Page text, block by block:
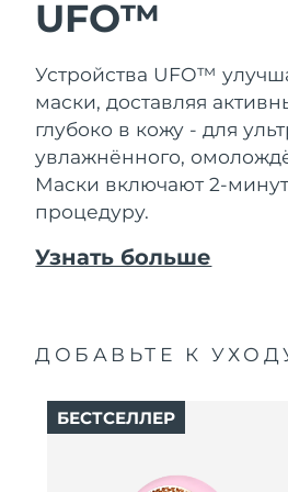
UFO™
Устройства UFO™
маски, доставляя
глубоко в кожу - для
увлажнённого,
Маски включают 2-
процедуру.
Узнать больше
ДОБАВЬТЕ К
БЕСТСЕЛЛЕР
Словения
Южно-Африканская
Республика
Республика Корея
Испания
Швейцария